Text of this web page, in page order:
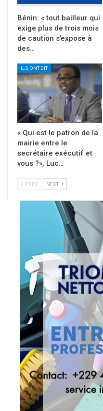
Bénin: « tout bailleur qui
exige plus de trois mois
de caution s’expose à
des…
ILS ONT DIT
« Qui est le patron de la
mairie entre le
secrétaire exécutif et
vous ?», Luc…
PREV NEXT